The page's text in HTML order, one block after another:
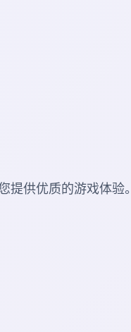
提供优质的游戏体验。